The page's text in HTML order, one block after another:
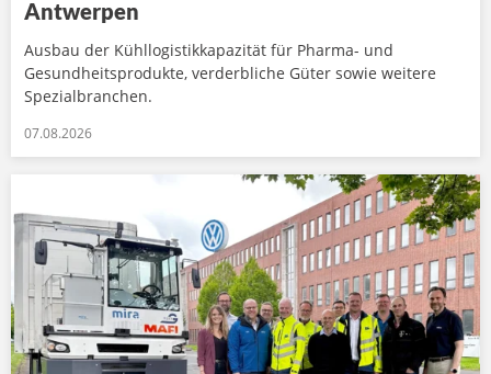
Antwerpen
Ausbau der Kühllogistikkapazität für Pharma- und
Gesundheitsprodukte, verderbliche Güter sowie weitere
Spezialbranchen.
07.08.2026